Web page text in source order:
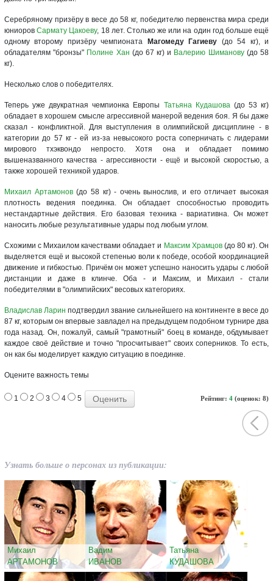
Серебряному призёру в весе до 58 кг, победителю первенства мира среди
юниоровСармату Цакоеву, 18 лет. Столько же или на один год больше ещё
одному второму призёру чемпионата
Магомеду Гагиеву (до 54 кг), и
обладателям "бронзы" Полине Хан (до 67 кг) и Валерию Шиманову(до 58
кг).
Несколько слов о победителях.
Теперь уже двукратная чемпионка Европы Татьяна Кудашова(до 53 кг)
обладает в хорошем смысле агрессивной манерой ведения боя. Я бы даже
сказал - конфликтной. Для выступления в олимпийской дисциплине - в
категории до 57 кг - ей из-за невысокого роста соперничать с лидерами
мирового тхэквондо непросто. Хотя она и обладает помимо
вышеназванного качества - агрессивности - ещё и высокой скоростью, а
также хорошей техникой ударов.
Михаил Артамонов(до 58 кг) - очень вынослив, и его отличает высокая
плотность ведения поединка. Он обладает способностью проводить
нестандартные действия. Его базовая техника - вариативна. Он может
наносить любые результативные удары под любым углом.
Схожими с Михаилом качествами обладает и Максим Храмцов(до 80 кг). Он
выделяется ещё и высокой степенью воли к победе, особой координацией
движение и гибкостью. Причём он может успешно наносить удары с любой
дистанции и даже в клинче. Оба - и Максим, и Михаил - стали
победителями в "олимпийских" весовых категориях.
Владислав Ларин подтвердил звание сильнейшего на континенте в весе до
87 кг, которым он впервые завладел на предыдущем подобном турнире два
года назад. Он, пожалуй, самый "грамотный" боец в команде, обдумывает
каждое своё действие и точно "просчитывает" своих соперников. То есть,
он как бы моделирует каждую ситуацию в поединке.
Оцените важность темы
Рейтинг: 4 (оценок: 8)
1 2 3 4 5
Узнать больше о персонах из публикации:
Михаил
АРТАМОНОВ
Вадим
ИВАНОВ
Татьяна
КУДАШОВА